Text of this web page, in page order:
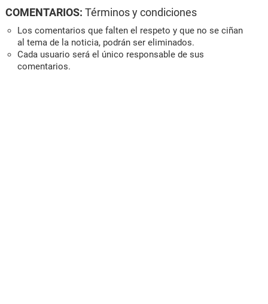
COMENTARIOS: Términos y condiciones
Los comentarios que falten el respeto y que no se ciñan
al tema de la noticia, podrán ser eliminados.
Cada usuario será el único responsable de sus
comentarios.